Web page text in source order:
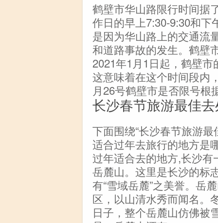
鹤壁市华山路限行时间据
作日的早上7:30-9:30和下
是因为华山路上的交通流
和道路事故的发生。鹤壁
2021年1月1日起，鹤壁
这意味着在这个时间段内
月26号鹤壁市是否限号根
长沙春节旅游最佳
下面围绕“长沙春节旅游
适合过年去旅行的地方是
过年适合去的地方,长沙
岳麓山。这里是长沙的标
有“雪域岳麓”之美誉。岳
区，以山清水秀而闻名。
日子，整个岳麓山仿佛被